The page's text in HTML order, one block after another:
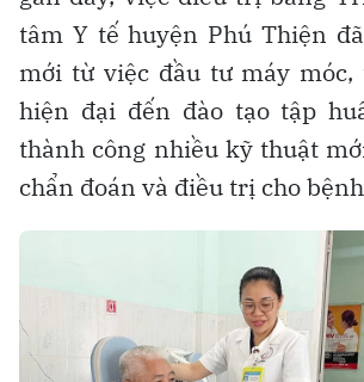
tâm Y tế huyện Phú Thiện
mới từ việc đầu tư máy
hiện đại đến đào tạo tập
thành công nhiều kỹ thuật
chẩn đoán và điều trị cho